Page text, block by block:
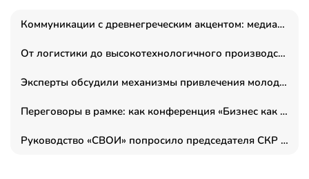
Коммуникации с древнегреческим акцентом: медиаменеджер и журналист Владимир Дергачев запустил коммуникационное агентство «Сократ 2.0»
От логистики до высокотехнологичного производства: как основатель “гагаринга” выстраивает экосистему безопасности и гражданских БПЛА
Эксперты обсудили механизмы привлечения молодых специалистов в промышленные города
Переговоры в рамке: как конференция «Бизнес как искусство» переформатирует деловой этикет в стенах ТПП РФ
Руководство «СВОИ» попросило председателя СКР дать правовую оценку обысков в тыловом штабе